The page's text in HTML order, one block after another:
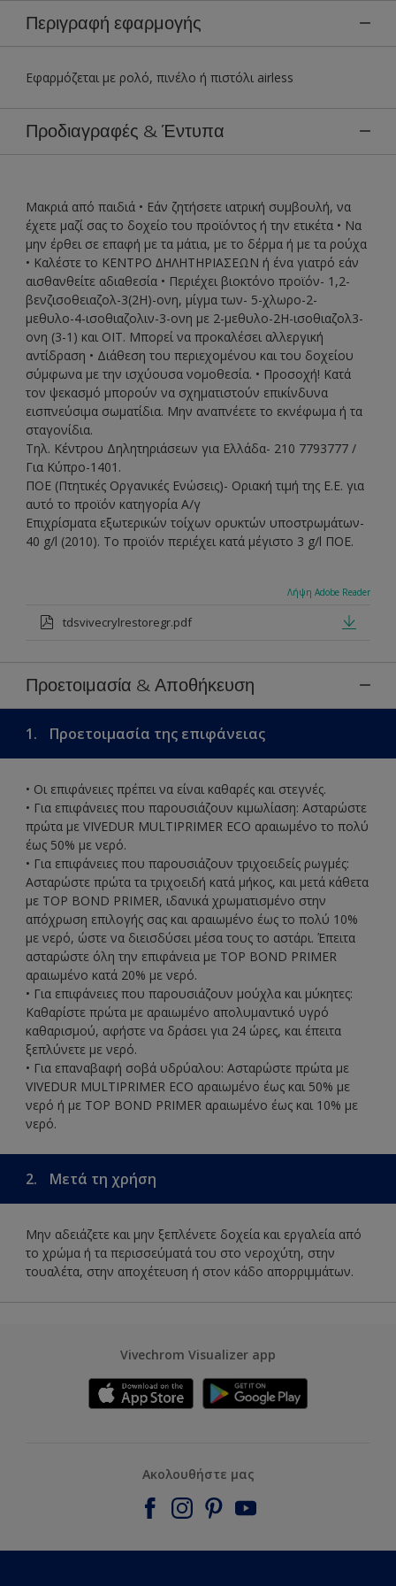
Περιγραφή εφαρμογής
Εφαρμόζεται με ρολό, πινέλο ή πιστόλι airless
Προδιαγραφές & Έντυπα
Μακριά από παιδιά • Εάν ζητήσετε ιατρική συµβουλή, να
έχετε µαζί σας το δοχείο του προϊόντος ή την ετικέτα • Να
µην έρθει σε επαφή µε τα µάτια, µε το δέρµα ή µε τα ρούχα
• Καλέστε το ΚΕΝΤΡΟ ∆ΗΛΗΤΗΡΙΑΣΕΩΝ ή ένα γιατρό εάν
αισθανθείτε αδιαθεσία • Περιέχει βιοκτόνο προϊόν- 1,2-
βενζισοθειαζολ-3(2Η)-ονη, μίγμα των- 5-χλωρο-2-
μεθυλο-4-ισοθιαζολιν-3-ονη με 2-μεθυλο-2Η-ισοθιαζολ3-
ονη (3-1) και ΟΙΤ. Μπορεί να προκαλέσει αλλεργική
αντίδραση • Διάθεση του περιεχομένου και του δοχείου
σύμφωνα με την ισχύουσα νομοθεσία. • Προσοχή! Κατά
τον ψεκασμό μπορούν να σχηματιστούν επικίνδυνα
εισπνεύσιμα σωματίδια. Μην αναπνέετε το εκνέφωμα ή τα
σταγονίδια.
Τηλ. Κέντρου Δηλητηριάσεων για Ελλάδα- 210 7793777 /
Για Κύπρο-1401.
ΠΟΕ (Πτητικές Οργανικές Ενώσεις)- Οριακή τιµή της Ε.Ε. για
αυτό το προϊόν κατηγορία Α/γ
Επιχρίσµατα εξωτερικών τοίχων ορυκτών υποστρωµάτων-
40 g/l (2010). Το προϊόν περιέχει κατά µέγιστο 3 g/l ΠΟΕ.
Λήψη Adobe Reader
tdsvivecrylrestoregr.pdf
Προετοιμασία & Αποθήκευση
1. Προετοιμασία της επιφάνειας
• Οι επιφάνειες πρέπει να είναι καθαρές και στεγνές.
• Για επιφάνειες που παρουσιάζουν κιµωλίαση: Ασταρώστε
πρώτα µε VIVEDUR MULTIPRIMER ECO αραιωμένο το πολύ
έως 50% με νερό.
• Για επιφάνειες που παρουσιάζουν τριχοειδείς ρωγμές:
Ασταρώστε πρώτα τα τριχοειδή κατά μήκος, και μετά κάθετα
µε TOP BOND PRIMER, ιδανικά χρωματισμένο στην
απόχρωση επιλογής σας και αραιωμένο έως το πολύ 10%
με νερό, ώστε να διεισδύσει μέσα τους το αστάρι. Έπειτα
ασταρώστε όλη την επιφάνεια µε TOP BOND PRIMER
αραιωμένο κατά 20% με νερό.
• Για επιφάνειες που παρουσιάζουν μούχλα και μύκητες:
Καθαρίστε πρώτα με αραιωμένο απολυμαντικό υγρό
καθαρισμού, αφήστε να δράσει για 24 ώρες, και έπειτα
ξεπλύνετε με νερό.
• Για επαναβαφή σοβά υδρύαλου: Ασταρώστε πρώτα με
VIVEDUR MULTIPRIMER ECO αραιωμένο έως και 50% με
νερό ή με TOP BOND PRIMER αραιωμένο έως και 10% με
νερό.
2. Μετά τη χρήση
Μην αδειάζετε και μην ξεπλένετε δοχεία και εργαλεία από
το χρώμα ή τα περισσεύματά του στο νεροχύτη, στην
τουαλέτα, στην αποχέτευση ή στον κάδο απορριμμάτων.
Vivechrom Visualizer app
Ακολουθήστε μας